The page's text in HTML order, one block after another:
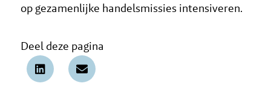
op gezamenlijke handelsmissies intensiveren.
Deel deze pagina